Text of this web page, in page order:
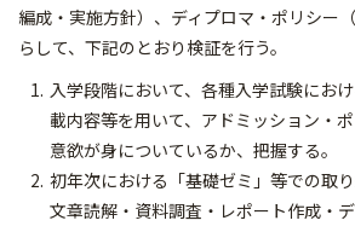
編成・実施方針）、ディプロマ・ポリシー
らして、下記のとおり検証を行う。
入学段階において、各種入学試験にお
載内容等を用いて、アドミッション・
意欲が身についているか、把握する。
初年次における「基礎ゼミ」等での取り
文章読解・資料調査・レポート作成・